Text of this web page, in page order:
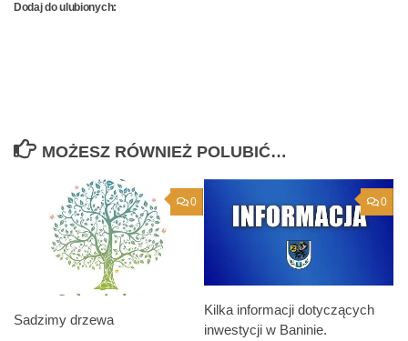
Dodaj do ulubionych:
MOŻESZ RÓWNIEŻ POLUBIĆ…
0
Sadzimy drzewa
0
Kilka informacji dotyczących
inwestycji w Baninie.